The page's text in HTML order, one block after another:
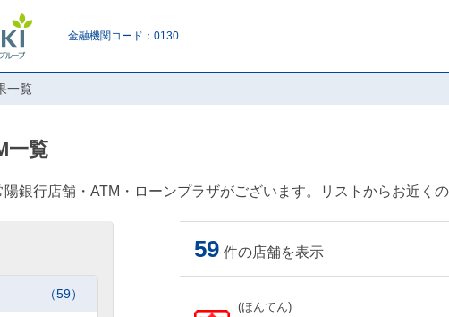
金融機関コード：0130
一覧
一覧
銀行店舗・ATM・ローンプラザがございます。リストからお近く
（59）
59 件の店舗を表示
(ほんてん)